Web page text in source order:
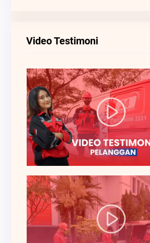
Video Testimoni